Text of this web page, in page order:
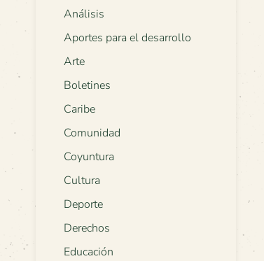
Análisis
Aportes para el desarrollo
Arte
Boletines
Caribe
Comunidad
Coyuntura
Cultura
Deporte
Derechos
Educación